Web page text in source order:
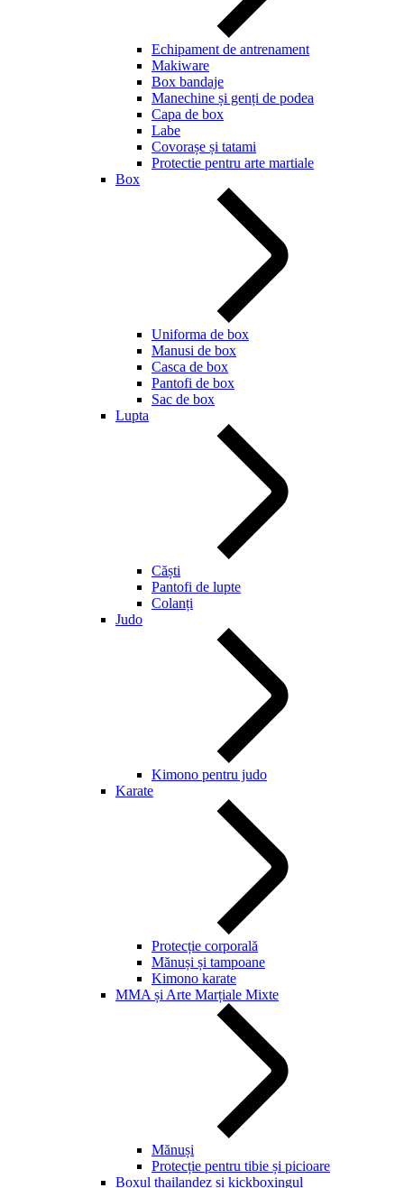
Echipament de antrenament
Makiware
Box bandaje
Manechine și genți de podea
Capa de box
Labe
Covorașe și tatami
Protectie pentru arte martiale
Box
Uniforma de box
Manusi de box
Casca de box
Pantofi de box
Sac de box
Lupta
Căști
Pantofi de lupte
Colanți
Judo
Kimono pentru judo
Karate
Protecție corporală
Mănuși și tampoane
Kimono karate
MMA și Arte Marțiale Mixte
Mănuși
Protecție pentru tibie și picioare
Boxul thailandez și kickboxingul